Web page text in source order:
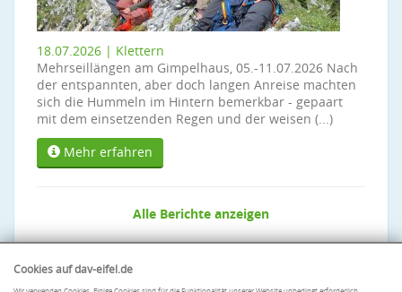
18.07.2026 | Klettern
Mehrseillängen am Gimpelhaus, 05.-11.07.2026 Nach
der entspannten, aber doch langen Anreise machten
sich die Hummeln im Hintern bemerkbar - gepaart
mit dem einsetzenden Regen und der weisen (...)
Mehr erfahren
Alle Berichte anzeigen
Cookies auf dav-eifel.de